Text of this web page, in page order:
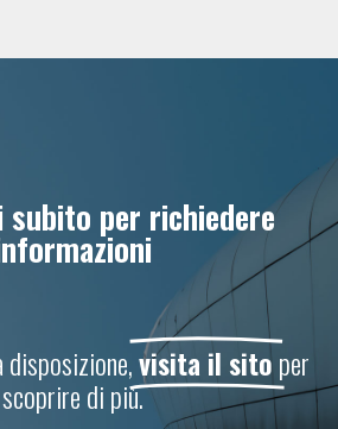
per richiedere
visita il sitoper
scoprire di più.